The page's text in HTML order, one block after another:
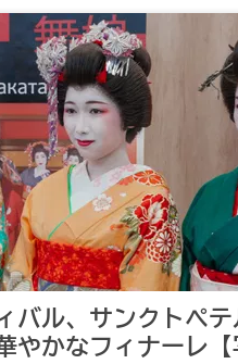
バル、サンクトペ
やかなフィナーレ【